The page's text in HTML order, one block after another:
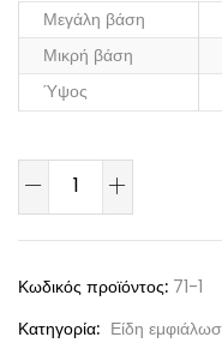
Μεγάλη βάση
Μικρή βάση
Ύψος
Κωδικός προϊόντος: 71-1
Κατηγορία: Είδη